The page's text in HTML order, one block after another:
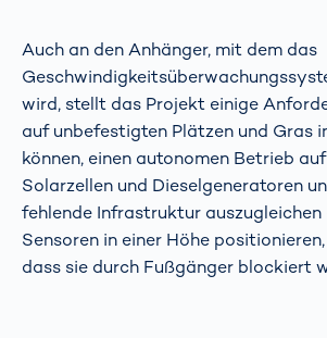
Auch an den Anhänger, mit dem das
wird, stellt das Projekt einige
auf unbefestigten Plätzen und Gras
können, einen autonomen Betrieb
Solarzellen und Dieselgeneratoren
fehlende Infrastruktur auszugleichen
Sensoren in einer Höhe
dass sie durch Fußgänger blockiert